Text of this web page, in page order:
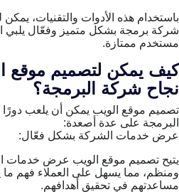
باستخدام هذه الأدوات والتقنيات،
شركة برمجة بشكل متميز وفعّال يلبي
مستخدم ممتازة.
كيف يمكن لتصميم موقع
نجاح شركة البرمجة؟
تصميم موقع الويب يمكن أن يلعب
البرمجة على عدة أصعدة:
عرض خدمات الشركة بشكل فعّال:
يتيح تصميم موقع الويب عرض خدمات
ومنظم، مما يسهل على العملاء فهم
مساعدتهم في تحقيق أهدافهم.